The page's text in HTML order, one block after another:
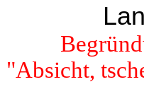
"Absicht,